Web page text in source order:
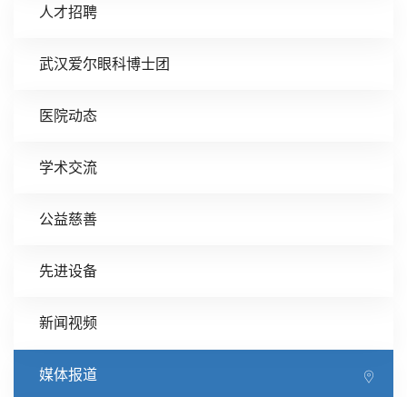
人才招聘
武汉爱尔眼科博士团
医院动态
学术交流
公益慈善
先进设备
新闻视频
媒体报道